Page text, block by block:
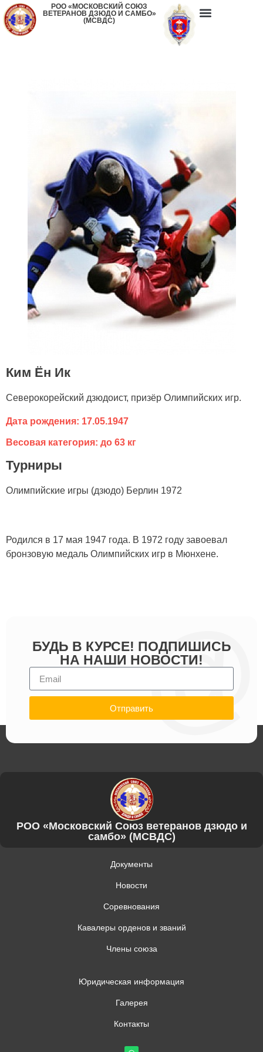
РОО «МОСКОВСКИЙ СОЮЗ
ВЕТЕРАНОВ ДЗЮДО И САМБО»
(МСВДС)
Ким Ён Ик
Cеверокорейский дзюдоист, призёр Олимпийских игр.
Дата рождения: 17.05.1947
Весовая категория: до 63 кг
Турниры
Олимпийские игры (дзюдо) Берлин 1972
Родился в 17 мая 1947 года. В 1972 году завоевал
бронзовую медаль Олимпийских игр в Мюнхене.
БУДЬ В КУРСЕ! ПОДПИШИСЬ
НА НАШИ НОВОСТИ!
Отправить
РОО «Московский Союз ветеранов дзюдо и
самбо» (МСВДС)
Документы
Новости
Соревнования
Кавалеры орденов и званий
Члены союза
Юридическая информация
Галерея
Контакты